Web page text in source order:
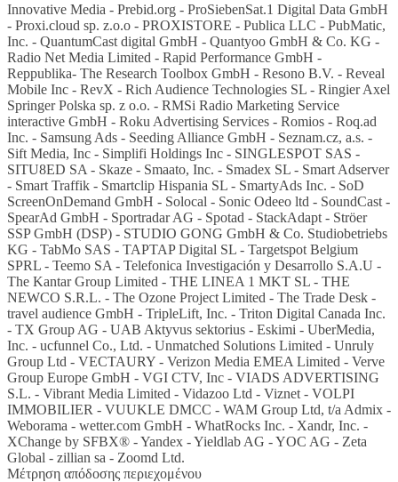
Innovative Media - Prebid.org - ProSiebenSat.1 Digital Data GmbH
- Proxi.cloud sp. z.o.o - PROXISTORE - Publica LLC - PubMatic,
Inc. - QuantumCast digital GmbH - Quantyoo GmbH & Co. KG -
Radio Net Media Limited - Rapid Performance GmbH -
Reppublika- The Research Toolbox GmbH - Resono B.V. - Reveal
Mobile Inc - RevX - Rich Audience Technologies SL - Ringier Axel
Springer Polska sp. z o.o. - RMSi Radio Marketing Service
interactive GmbH - Roku Advertising Services - Romios - Roq.ad
Inc. - Samsung Ads - Seeding Alliance GmbH - Seznam.cz, a.s. -
Sift Media, Inc - Simplifi Holdings Inc - SINGLESPOT SAS -
SITU8ED SA - Skaze - Smaato, Inc. - Smadex SL - Smart Adserver
- Smart Traffik - Smartclip Hispania SL - SmartyAds Inc. - SoD
ScreenOnDemand GmbH - Solocal - Sonic Odeeo ltd - SoundCast -
SpearAd GmbH - Sportradar AG - Spotad - StackAdapt - Ströer
SSP GmbH (DSP) - STUDIO GONG GmbH & Co. Studiobetriebs
KG - TabMo SAS - TAPTAP Digital SL - Targetspot Belgium
SPRL - Teemo SA - Telefonica Investigación y Desarrollo S.A.U -
The Kantar Group Limited - THE LINEA 1 MKT SL - THE
NEWCO S.R.L. - The Ozone Project Limited - The Trade Desk -
travel audience GmbH - TripleLift, Inc. - Triton Digital Canada Inc.
- TX Group AG - UAB Aktyvus sektorius - Eskimi - UberMedia,
Inc. - ucfunnel Co., Ltd. - Unmatched Solutions Limited - Unruly
Group Ltd - VECTAURY - Verizon Media EMEA Limited - Verve
Group Europe GmbH - VGI CTV, Inc - VIADS ADVERTISING
S.L. - Vibrant Media Limited - Vidazoo Ltd - Viznet - VOLPI
IMMOBILIER - VUUKLE DMCC - WAM Group Ltd, t/a Admix -
Weborama - wetter.com GmbH - WhatRocks Inc. - Xandr, Inc. -
XChange by SFBX® - Yandex - Yieldlab AG - YOC AG - Zeta
Global - zillian sa - Zoomd Ltd.
Μέτρηση απόδοσης περιεχομένου